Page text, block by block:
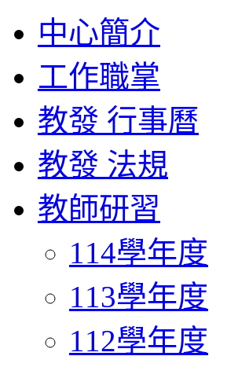
中心簡介
工作職掌
教發 行事曆
教發 法規
教師研習
114學年度
113學年度
112學年度